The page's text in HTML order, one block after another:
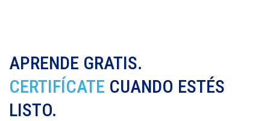
APRENDE GRATIS.
CERTIFÍCATE CUANDO ESTÉS
LISTO.